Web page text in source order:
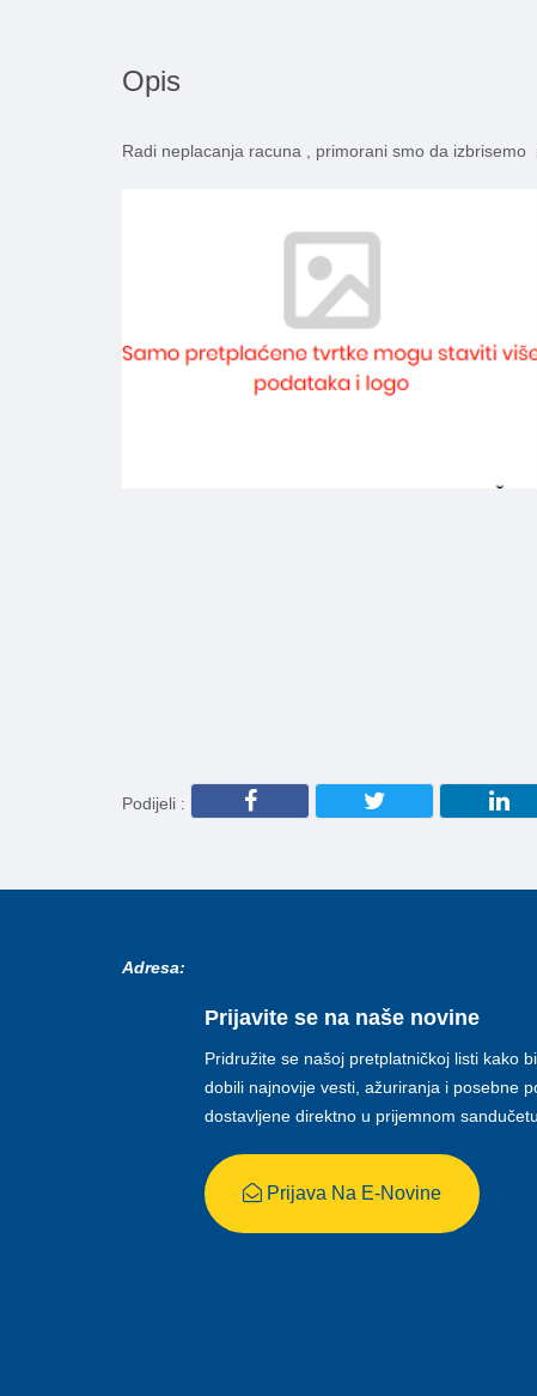
Opis
Radi neplacanja racuna , primorani smo da izbrisemo
Podijeli :
Adresa:
Prijavite se na naše novine
Pridružite se našoj pretplatničkoj listi kako
dobili najnovije vesti, ažuriranja i posebne
dostavljene direktno u prijemnom sandučetu
Prijava Na E-Novine